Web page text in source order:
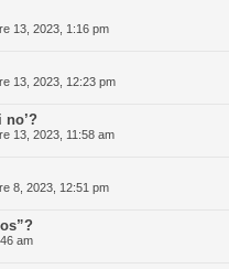
13, 2023, 1:16 pm
13, 2023, 12:23 pm
no’?
13, 2023, 11:58 am
8, 2023, 12:51 pm
am